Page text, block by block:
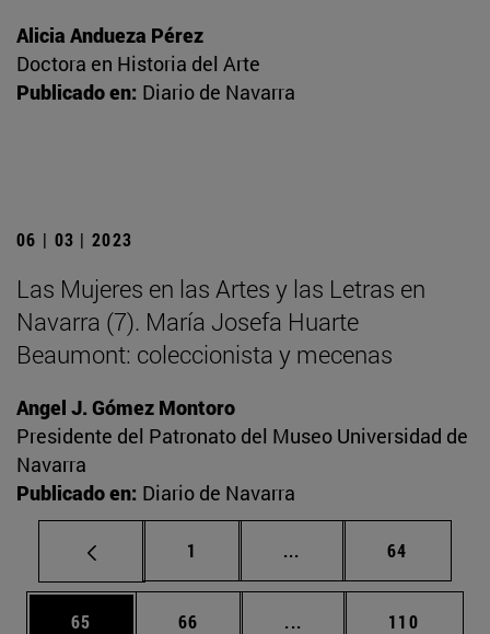
Alicia Andueza Pérez
Doctora en Historia del Arte
Publicado en: Diario de Navarra
06 | 03 | 2023
Las Mujeres en las Artes y las Letras en
Navarra (7). María Josefa Huarte
Beaumont: coleccionista y mecenas
Angel J. Gómez Montoro
Presidente del Patronato del Museo Universidad de
Navarra
Publicado en: Diario de Navarra
Página
1 ... Páginas intermedias
Página
64
Página
65 Página
66 ... Páginas intermedias
Página
110